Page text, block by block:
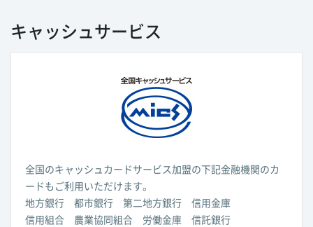
キャッシュサービス
全国のキャッシュカードサービス加盟の下記金融機関のカ
ードもご利用いただけます。
地方銀行 都市銀行 第二地方銀行 信用金庫
信用組合 農業協同組合 労働金庫 信託銀行